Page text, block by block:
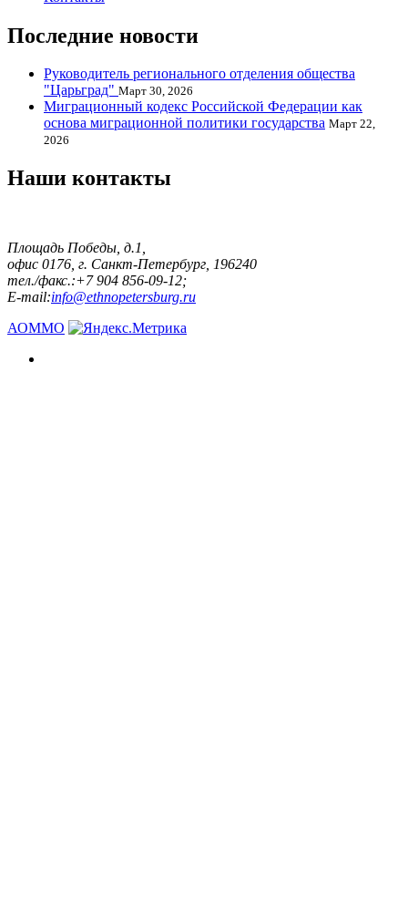
Последние новости
Руководитель регионального отделения общества
"Царьград" Март 30, 2026
Миграционный кодекс Российской Федерации как
основа миграционной политики государства Март 22,
2026
Наши контакты
Площадь Победы, д.1,
офис 0176, г. Санкт-Петербург, 196240
тел./факс.:+7 904 856-09-12;
E-mail:info@ethnopetersburg.ru
АОММО